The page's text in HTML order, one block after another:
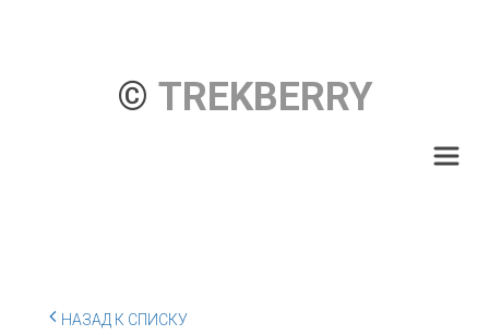
© TREKBERRY
НАЗАД К СПИСКУ